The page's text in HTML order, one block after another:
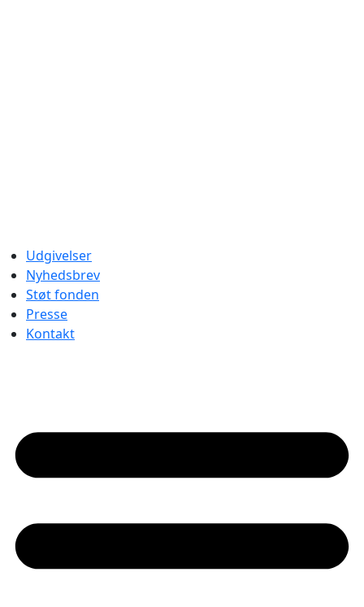
Udgivelser
Nyhedsbrev
Støt fonden
Presse
Kontakt